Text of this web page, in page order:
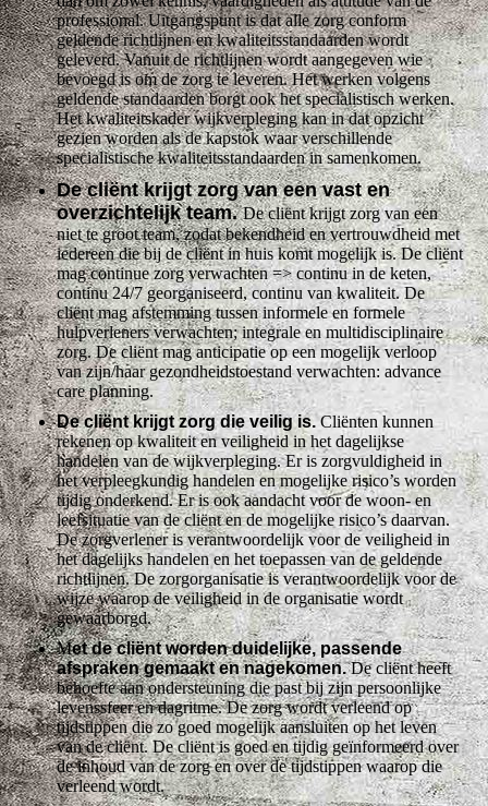
professional. Uitgangspunt is dat alle zorg conform
geldende richtlijnen en kwaliteitsstandaarden wordt
geleverd. Vanuit de richtlijnen wordt aangegeven wie
bevoegd is om de zorg te leveren. Het werken volgens
geldende standaarden borgt ook het specialistisch werken.
Het kwaliteitskader wijkverpleging kan in dat opzicht
gezien worden als de kapstok waar verschillende
specialistische kwaliteitsstandaarden in samenkomen.
De cliënt krijgt zorg van een vast en
overzichtelijk team.De cliënt krijgt zorg van een
niet te groot team, zodat bekendheid en vertrouwdheid met
iedereen die bij de cliënt in huis komt mogelijk is. De cliënt
mag continue zorg verwachten => continu in de keten,
continu 24/7 georganiseerd, continu van kwaliteit. De
cliënt mag afstemming tussen informele en formele
hulpverleners verwachten; integrale en multidisciplinaire
zorg. De cliënt mag anticipatie op een mogelijk verloop
van zijn/haar gezondheidstoestand verwachten: advance
care planning.
De cliënt krijgt zorg die veilig is.Cliënten kunnen
rekenen op kwaliteit en veiligheid in het dagelijkse
handelen van de wijkverpleging. Er is zorgvuldigheid in
het verpleegkundig handelen en mogelijke risico’s worden
tijdig onderkend. Er is ook aandacht voor de woon- en
leefsituatie van de cliënt en de mogelijke risico’s daarvan.
De zorgverlener is verantwoordelijk voor de veiligheid in
het dagelijks handelen en het toepassen van de geldende
richtlijnen. De zorgorganisatie is verantwoordelijk voor de
wijze waarop de veiligheid in de organisatie wordt
gewaarborgd.
Met de cliënt worden duidelijke, passende
afspraken gemaakt en nagekomen.De cliënt heeft
behoefte aan ondersteuning die past bij zijn persoonlijke
levenssfeer en dagritme. De zorg wordt verleend op
tijdstippen die zo goed mogelijk aansluiten op het leven
van de cliënt. De cliënt is goed en tijdig geïnformeerd over
de inhoud van de zorg en over de tijdstippen waarop die
verleend wordt.